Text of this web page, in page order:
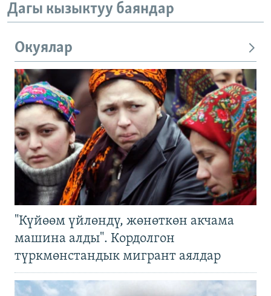
Дагы кызыктуу баяндар
Окуялар
"Күйөөм үйлөндү, жөнөткөн акчама
машина алды". Кордолгон
түркмөнстандык мигрант аялдар